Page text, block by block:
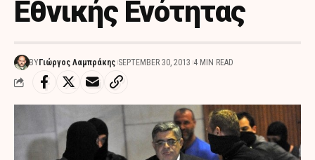
Εθνικής Ενότητας
BY Γιώργος Λαμπράκης SEPTEMBER 30, 2013 4 MIN READ